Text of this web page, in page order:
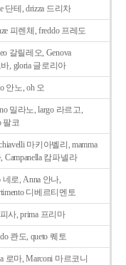
단테, drizza 드리차
피렌체, freddo 프레도
갈릴레오, Genova
, gloria 글로리아
안노, oh 오
밀라노, largo 라르고,
팔코
마키아벨리, mamma
Campanella 캄파넬라
네로, Anna 안나,
디베르티멘토
사, prima 프리마
콴도, queto 퀘토
로마, Marconi 마르코니